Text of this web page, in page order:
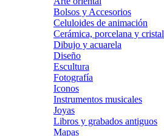
Bolsos y Accesorios
Celuloides de animación
Cerámica, porcelana y cristal
Dibujo y acuarela
Diseño
Escultura
Fotografía
Iconos
Instrumentos musicales
Joyas
Libros y grabados antiguos
Mapas